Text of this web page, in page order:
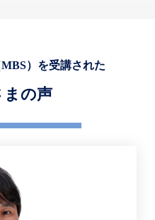
） を受講された
まの声